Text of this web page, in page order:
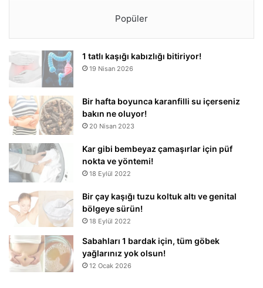
Popüler
1 tatlı kaşığı kabızlığı bitiriyor!
19 Nisan 2026
Bir hafta boyunca karanfilli su içerseniz
bakın ne oluyor!
20 Nisan 2023
Kar gibi bembeyaz çamaşırlar için püf
nokta ve yöntemi!
18 Eylül 2022
Bir çay kaşığı tuzu koltuk altı ve genital
bölgeye sürün!
18 Eylül 2022
Sabahları 1 bardak için, tüm göbek
yağlarınız yok olsun!
12 Ocak 2026